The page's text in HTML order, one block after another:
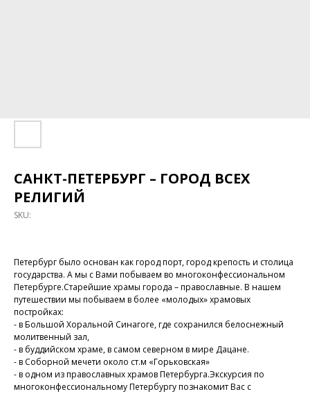
САНКТ-ПЕТЕРБУРГ – ГОРОД ВСЕХ
РЕЛИГИЙ
SKU:
Петербург было основан как город порт, город крепость и столица
государства. А мы с Вами побываем во многоконфессиональном
Петербурге.Старейшие храмы города – православные. В нашем
путешествии мы побываем в более «молодых» храмовых
постройках:
- в Большой Хоральной Синагоге, где сохранился белоснежный
молитвенный зал,
- в буддийском храме, в самом северном в мире Дацане.
- в Соборной мечети около ст.м «Горьковская»
- в одном из православных храмов Петербурга.Экскурсия по
многоконфессиональному Петербургу познакомит Вас с